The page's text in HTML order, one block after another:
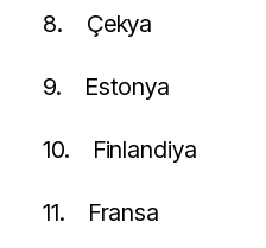
8. Çekya
9. Estonya
10. Finlandiya
11. Fransa